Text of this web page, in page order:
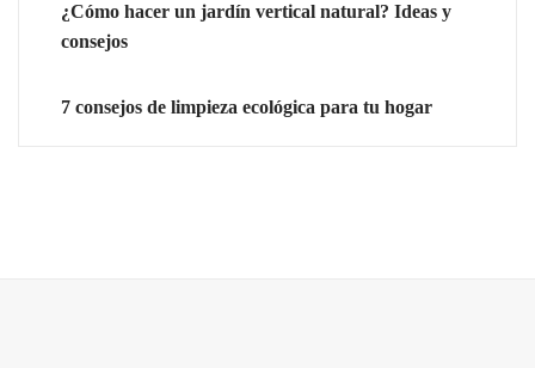
¿Cómo hacer un jardín vertical natural? Ideas y
consejos
7 consejos de limpieza ecológica para tu hogar